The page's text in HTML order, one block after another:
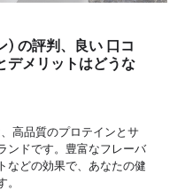
の評判、良い 口コ
デメリットはどうな
高品質のプロテインとサ
ンドです。豊富なフレーバ
などの効果で、あなたの健